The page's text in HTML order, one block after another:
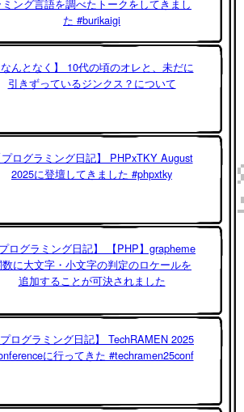
ミング言語を調べたトークをしてきまし
た #burikaigi
なんとなく】 10代の頃のオレと、未だに
引きずっているジンクス？について
プログラミング日記】 PHPxTKY August
2025に登壇してきました #phpxtky
プログラミング日記】 【PHP】grapheme
に大文字・小文字の判定のロケールを
追加することが可決されました
ログラミング日記】 TechRAMEN 2025
に行ってきた #techramen25conf